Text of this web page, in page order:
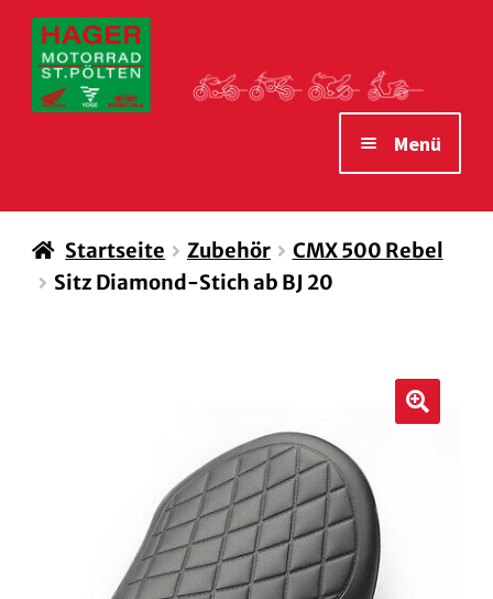
Zur
Navigation
springen
Zum
Inhalt
springen
Menü
STARTSEITE
MOTORRÄDER
ÖFFNUNGSZEITEN
KONTAKT
KASSE
Startseite Zubehör
CMX 500 Rebel
Sitz Diamond-Stich ab BJ 20